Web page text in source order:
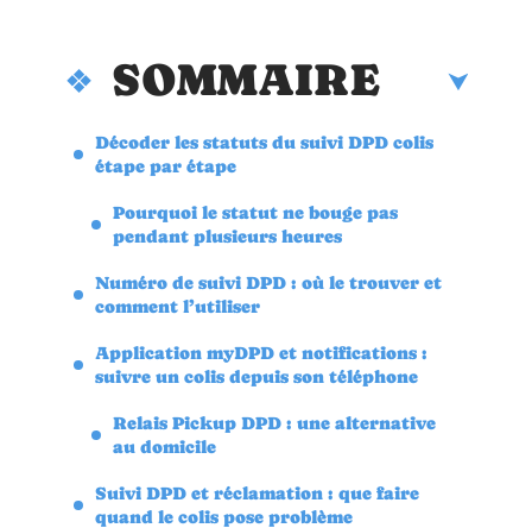
SOMMAIRE
Décoder les statuts du suivi DPD colis
étape par étape
Pourquoi le statut ne bouge pas
pendant plusieurs heures
Numéro de suivi DPD : où le trouver et
comment l’utiliser
Application myDPD et notifications :
suivre un colis depuis son téléphone
Relais Pickup DPD : une alternative
au domicile
Suivi DPD et réclamation : que faire
quand le colis pose problème